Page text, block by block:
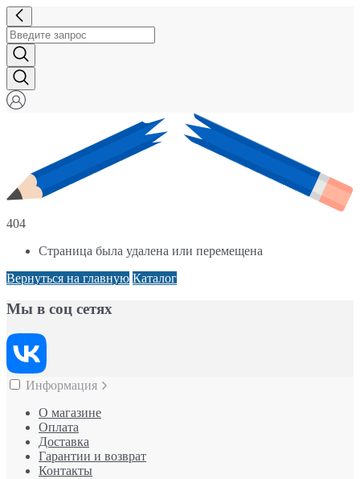
404
Страница была удалена или перемещена
Вернуться на главную Каталог
Мы в соц сетях
Информация
О магазине
Оплата
Доставка
Гарантии и возврат
Контакты